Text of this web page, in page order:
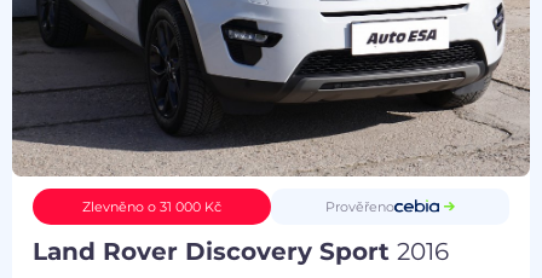
Zlevněno o 31 000 Kč Prověřeno
Land Rover Discovery Sport2016